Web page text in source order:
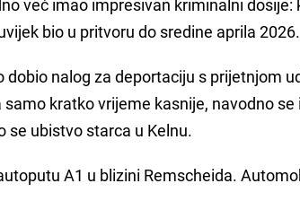
bio u pritvoru do sredine aprila
nalog za deportaciju s prijetnjom
kratko vrijeme kasnije, navodno se
se ubistvo starca u Kelnu.
A1 u blizini Remscheida.